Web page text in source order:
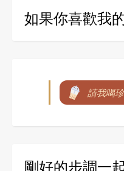
如果你喜歡我
請我喝
剛好的步調一